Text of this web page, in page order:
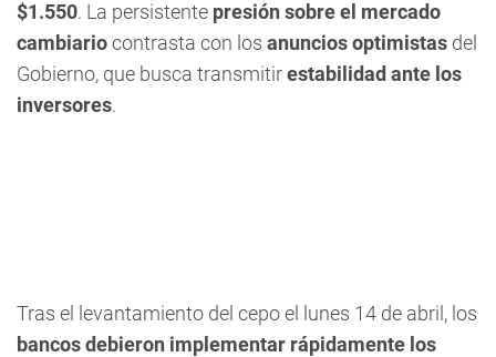
$1.550. La persistente presión sobre el mercado
cambiariocontrasta con los anuncios optimistas del
Gobierno, que busca transmitirestabilidad ante los
inversores.
Tras el levantamiento del cepo el lunes 14 de abril, los
bancos debieron implementar rápidamente los